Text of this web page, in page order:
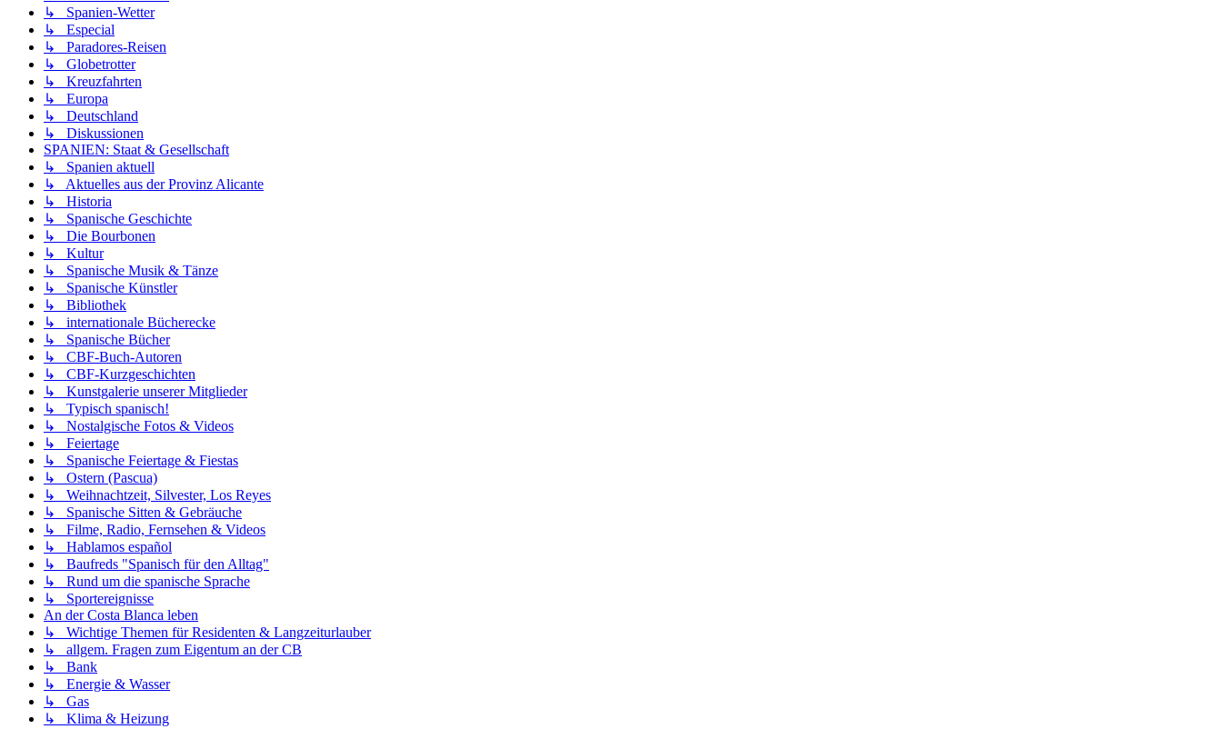
↳ Spanien-Wetter
↳ Especial
↳ Paradores-Reisen
↳ Globetrotter
↳ Kreuzfahrten
↳ Europa
↳ Deutschland
↳ Diskussionen
SPANIEN: Staat & Gesellschaft
↳ Spanien aktuell
↳ Aktuelles aus der Provinz Alicante
↳ Historia
↳ Spanische Geschichte
↳ Die Bourbonen
↳ Kultur
↳ Spanische Musik & Tänze
↳ Spanische Künstler
↳ Bibliothek
↳ internationale Bücherecke
↳ Spanische Bücher
↳ CBF-Buch-Autoren
↳ CBF-Kurzgeschichten
↳ Kunstgalerie unserer Mitglieder
↳ Typisch spanisch!
↳ Nostalgische Fotos & Videos
↳ Feiertage
↳ Spanische Feiertage & Fiestas
↳ Ostern (Pascua)
↳ Weihnachtzeit, Silvester, Los Reyes
↳ Spanische Sitten & Gebräuche
↳ Filme, Radio, Fernsehen & Videos
↳ Hablamos español
↳ Baufreds "Spanisch für den Alltag"
↳ Rund um die spanische Sprache
↳ Sportereignisse
An der Costa Blanca leben
↳ Wichtige Themen für Residenten & Langzeiturlauber
↳ allgem. Fragen zum Eigentum an der CB
↳ Bank
↳ Energie & Wasser
↳ Gas
↳ Klima & Heizung